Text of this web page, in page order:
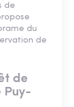
de
du
de
de
Puy-